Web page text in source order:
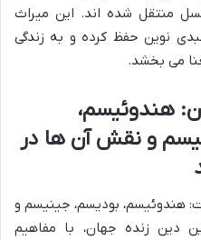
منتقل شده اند. این میراث
نوین حفظ کرده و به زندگی
می بخشد.
هندوئیسم،
و نقش آن ها در
هندوئیسم، بودیسم، جینیسم و
دین زنده جهان، با مفاهیم